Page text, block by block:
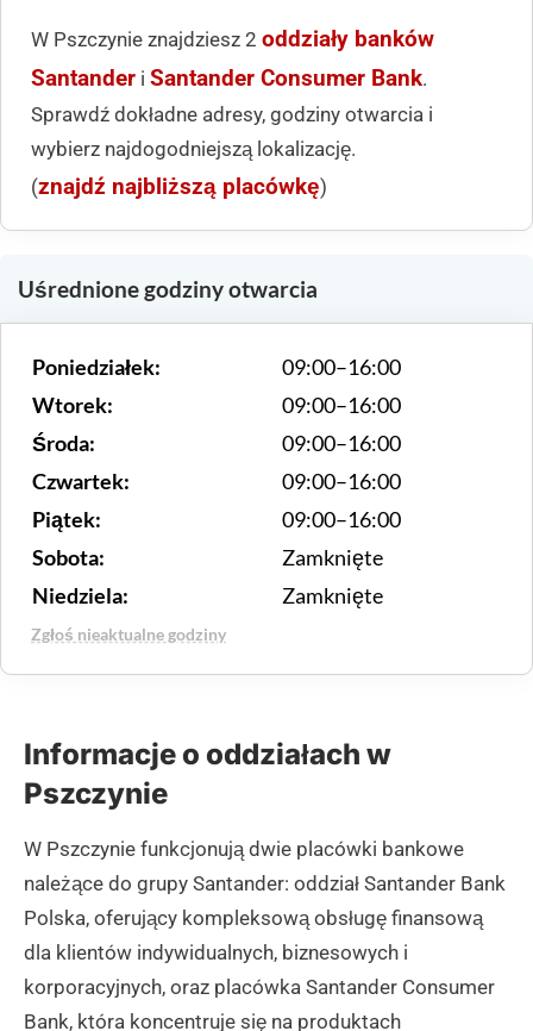
W Pszczynie znajdziesz 2 oddziały banków
Santander i Santander Consumer Bank.
Sprawdź dokładne adresy, godziny otwarcia i
wybierz najdogodniejszą lokalizację.
(znajdź najbliższą placówkę)
Uśrednione godziny otwarcia
Poniedziałek:
09:00–16:00
Wtorek:
09:00–16:00
Środa:
09:00–16:00
Czwartek:
09:00–16:00
Piątek:
09:00–16:00
Sobota:
Zamknięte
Niedziela:
Zamknięte
Zgłoś nieaktualne godziny
Informacje o oddziałach w
Pszczynie
W Pszczynie funkcjonują dwie placówki bankowe
należące do grupy Santander: oddział Santander Bank
Polska, oferujący kompleksową obsługę finansową
dla klientów indywidualnych, biznesowych i
korporacyjnych, oraz placówka Santander Consumer
Bank, która koncentruje się na produktach